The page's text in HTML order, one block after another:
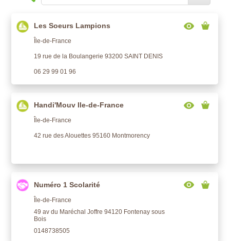
Les Soeurs Lampions
Île-de-France
19 rue de la Boulangerie 93200 SAINT DENIS
06 29 99 01 96
Handi'Mouv Ile-de-France
Île-de-France
42 rue des Alouettes 95160 Montmorency
Numéro 1 Scolarité
Île-de-France
49 av du Maréchal Joffre 94120 Fontenay sous
Bois
0148738505